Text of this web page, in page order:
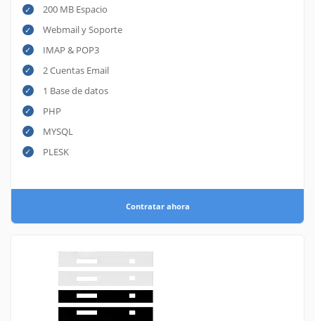
200 MB Espacio
Webmail y Soporte
IMAP & POP3
2 Cuentas Email
1 Base de datos
PHP
MYSQL
PLESK
Contratar ahora